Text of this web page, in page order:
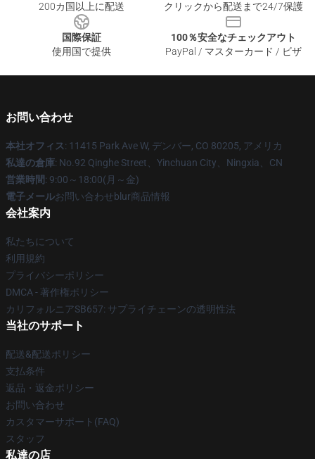
200カ国以上に配送
クリックから配送まで24/7保護
国際保証
使用国で提供
100％安全なチェックアウト
PayPal / マスターカード / ビザ
お問い合わせ
本社オフィス: 11415 Park Ave W, デンバー, CO 80205, アメリカ
私達の倉庫: No.92 Qinghe Street、Yinchuan City、Ningxia、CN
営業時間: 9:00～18:00(月～金)
電子メールお問い合わせblur商品情報
会社案内
私たちについて
利用規約
プライバシーポリシー
DMCA - 著作権ポリシー
カリフォルニアSB657: サプライチェーンの透明性法
当社のサポート
配送&配送ポリシー
支払条件
返品・返金ポリシー
お問い合わせ
カスタマーサポート(FAQ)
スタッフ
私達の店